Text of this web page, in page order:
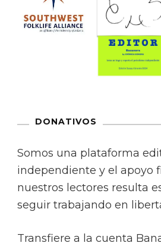
DONATIVOS
Somos una plataforma
independiente y el apoyo
nuestros lectores resulta
seguir trabajando en
Transfiere a la cuenta